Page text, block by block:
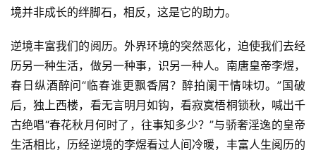
境并非成长的绊脚石，相反，这是它的助力。
逆境丰富我们的阅历。外界环境的突然恶化，迫使我们去经
历另一种生活，做另一种事，识另一种人。南唐皇帝李煜，
春日纵酒醉问“临春谁更飘香屑？醉拍阑干情味切。”国破
后，独上西楼，看无言明月如钩，看寂寞梧桐锁秋，喊出千
古绝唱“春花秋月何时了，往事知多少？”与骄奢淫逸的皇帝
生活相比，历经逆境的李煜看过人间冷暖，丰富人生阅历的